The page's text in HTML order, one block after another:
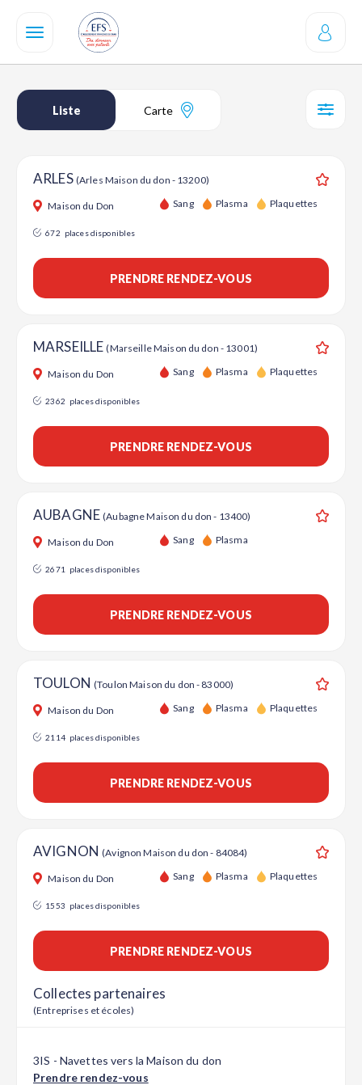
contenu
Liste Carte
ARLES (Arles Maison du don - 13200)
Maison du Don Sang Plasma Plaquettes
672 places disponibles
PRENDRE RENDEZ-VOUS
MARSEILLE(Marseille Maison du don - 13001)
Maison du Don Sang Plasma Plaquettes
2362 places disponibles
PRENDRE RENDEZ-VOUS
AUBAGNE(Aubagne Maison du don - 13400)
Maison du Don Sang Plasma
2671 places disponibles
PRENDRE RENDEZ-VOUS
TOULON (Toulon Maison du don - 83000)
Maison du Don Sang Plasma Plaquettes
2114 places disponibles
PRENDRE RENDEZ-VOUS
AVIGNON(Avignon Maison du don - 84084)
Maison du Don Sang Plasma Plaquettes
1553 places disponibles
PRENDRE RENDEZ-VOUS
Collectes partenaires
(Entreprises et écoles)
3IS - Navettes vers la Maison du don
Prendre rendez-vous